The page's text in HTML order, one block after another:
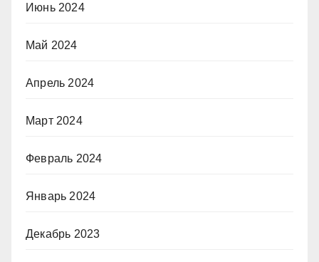
Июнь 2024
Май 2024
Апрель 2024
Март 2024
Февраль 2024
Январь 2024
Декабрь 2023